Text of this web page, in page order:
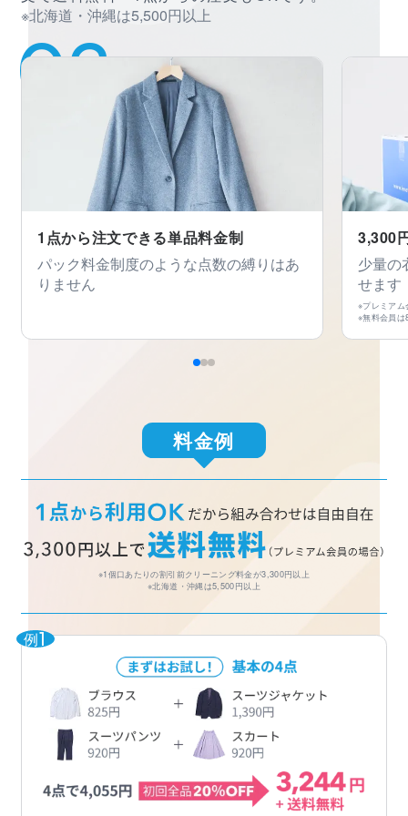
※北海道・沖縄は5,500円以上
1点から注文できる単品料金制
パック料金制度のような点数の縛りはあ
りません
3,300
少量の
せます
※プレミア
※無料会員
料金例
※1個口あたりの割引前クリーニング料金が3,300円以上
※北海道・沖縄は5,500円以上
例